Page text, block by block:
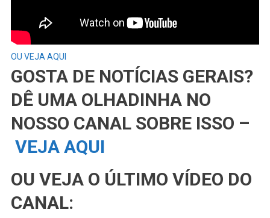
OU VEJA AQUI
GOSTA DE NOTÍCIAS GERAIS?
DÊ UMA OLHADINHA NO
NOSSO CANAL SOBRE ISSO –
VEJA AQUI
OU VEJA O ÚLTIMO VÍDEO DO
CANAL: